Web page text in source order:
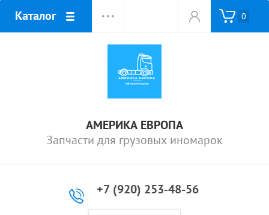
Каталог 0
АМЕРИКА ЕВРОПА
Запчасти для грузовых иномарок
+7 (920) 253-48-56